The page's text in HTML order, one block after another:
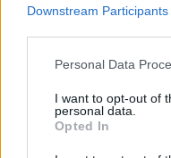
Downstream Participants
Please note that this
not limited to your visit
grant or deny consent
use your data for below
consent section.
Personal Data
I want to opt-out of
personal data.
Opted In
vereinigte staaten
*